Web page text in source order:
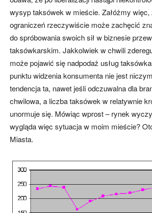
wysyp taksówek w mieście. Załóżmy więc,
ograniczeń rzeczywiście może zachęcić
do spróbowania swoich sił w biznesie
taksówkarskim. Jakkolwiek w chwili
może pojawić się nadpodaż usług
punktu widzenia konsumenta nie jest
tendencja ta, nawet jeśli odczuwalna dla
chwilowa, a liczba taksówek w relatywnie
unormuje się. Mówiąc wprost – rynek
wygląda więc sytuacja w moim mieście?
Miasta.